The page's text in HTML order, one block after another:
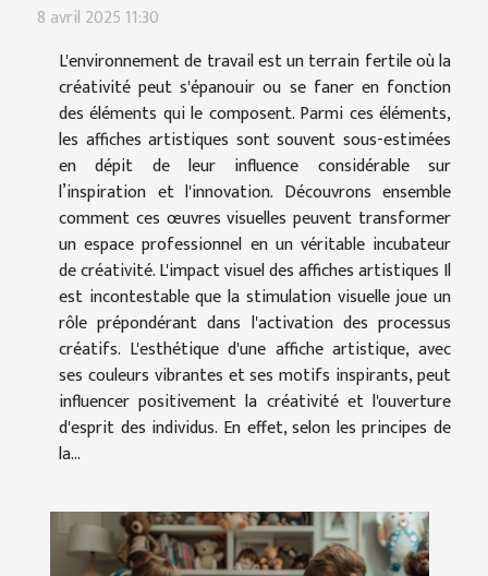
8 avril 2025 11:30
L'environnement de travail est un terrain fertile où la
créativité peut s'épanouir ou se faner en fonction
des éléments qui le composent. Parmi ces éléments,
les affiches artistiques sont souvent sous-estimées
en dépit de leur influence considérable sur
l’inspiration et l'innovation. Découvrons ensemble
comment ces œuvres visuelles peuvent transformer
un espace professionnel en un véritable incubateur
de créativité. L'impact visuel des affiches artistiques Il
est incontestable que la stimulation visuelle joue un
rôle prépondérant dans l'activation des processus
créatifs. L'esthétique d'une affiche artistique, avec
ses couleurs vibrantes et ses motifs inspirants, peut
influencer positivement la créativité et l'ouverture
d'esprit des individus. En effet, selon les principes de
la...